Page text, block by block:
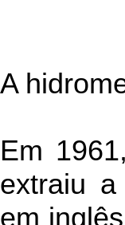
A
Em
extraiu
em